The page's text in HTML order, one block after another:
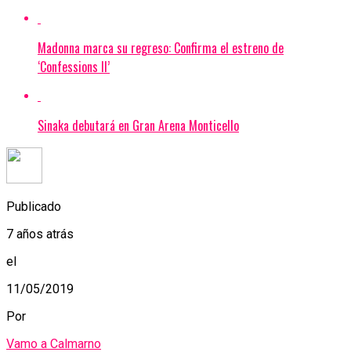
Madonna marca su regreso: Confirma el estreno de
‘Confessions II’
Sinaka debutará en Gran Arena Monticello
Publicado
7 años atrás
el
11/05/2019
Por
Vamo a Calmarno